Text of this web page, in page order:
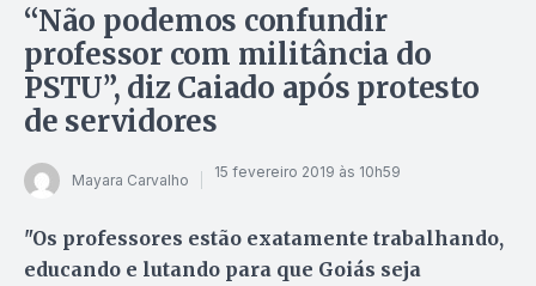
“Não podemos confundir
professor com militância do
PSTU”, diz Caiado após protesto
de servidores
Mayara Carvalho 15 fevereiro 2019 às 10h59
"Os professores estão exatamente trabalhando,
educando e lutando para que Goiás seja